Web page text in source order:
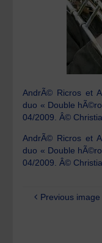
AndrÃ© Ricros et
duo « Double
04/2009. Â©
AndrÃ© Ricros et
duo « Double
04/2009. Â©
Previous image